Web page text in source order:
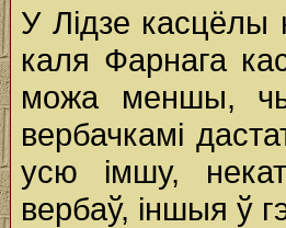
У Лідзе касцёлы
каля Фарнага
можа меншы,
вербачкамі
усю імшу,
вербаў, іншыя ў